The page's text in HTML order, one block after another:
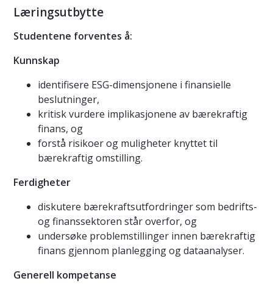
Læringsutbytte
Studentene forventes å:
Kunnskap
identifisere ESG-dimensjonene i finansielle
beslutninger,
kritisk vurdere implikasjonene av bærekraftig
finans, og
forstå risikoer og muligheter knyttet til
bærekraftig omstilling.
Ferdigheter
diskutere bærekraftsutfordringer som bedrifts-
og finanssektoren står overfor, og
undersøke problemstillinger innen bærekraftig
finans gjennom planlegging og dataanalyser.
Generell kompetanse